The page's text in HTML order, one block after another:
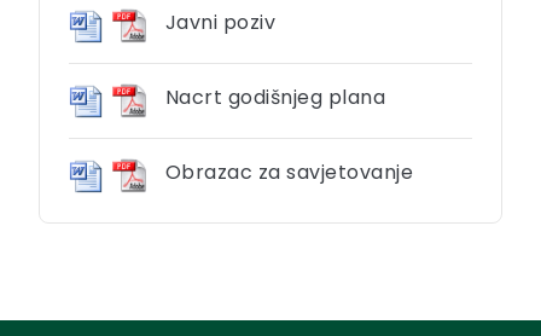
Javni poziv
Nacrt godišnjeg plana
Obrazac za savjetovanje